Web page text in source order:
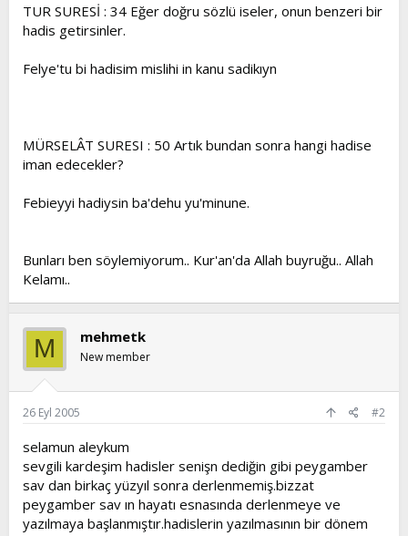
TUR SURESİ : 34 Eğer doğru sözlü iseler, onun benzeri bir
hadis getirsinler.
Felye'tu bi hadisim mislihi in kanu sadikıyn
MÜRSELÂT SURESI : 50 Artık bundan sonra hangi hadise
iman edecekler?
Febieyyi hadiysin ba'dehu yu'minune.
Bunları ben söylemiyorum.. Kur'an'da Allah buyruğu.. Allah
Kelamı..
M mehmetk
New member
26 Eyl 2005 #2
selamun aleykum
sevgili kardeşim hadisler senişn dediğin gibi peygamber
sav dan birkaç yüzyıl sonra derlenmemiş.bizzat
peygamber sav ın hayatı esnasında derlenmeye ve
yazılmaya başlanmıştır.hadislerin yazılmasının bir dönem